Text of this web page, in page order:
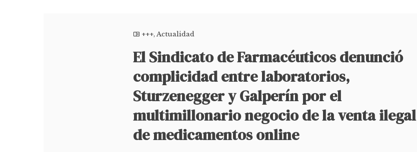
+++,Actualidad
El Sindicato de Farmacéuticos denunció
complicidad entre laboratorios,
Sturzenegger y Galperín por el
multimillonario negocio de la venta ilegal
de medicamentos online